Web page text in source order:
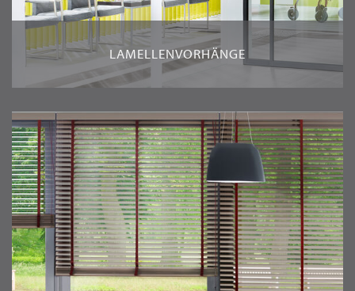
LAMELLENVORHÄNGE